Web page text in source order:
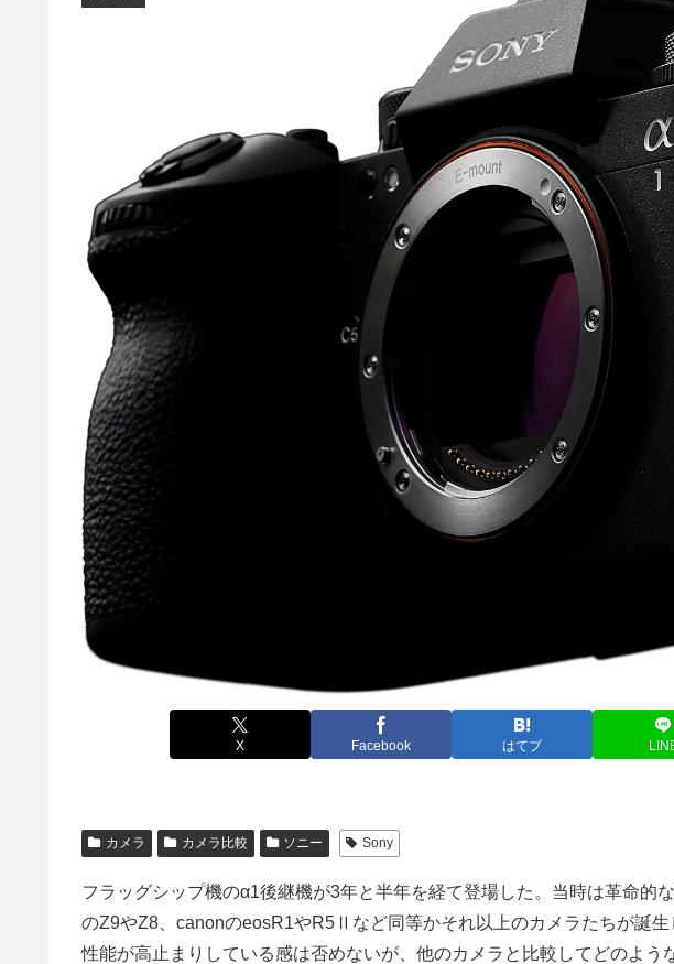
X Facebook はてブ
カメラ カメラ比較 ソニー Sony
フラッグシップ機のα1後継機が3年と半年を経て登場した。当時は革命的
のZ9やZ8、canonのeosR1やR5Ⅱなど同等かそれ以上のカメラたちが誕
性能が高止まりしている感は否めないが、他のカメラと比較してどのよう